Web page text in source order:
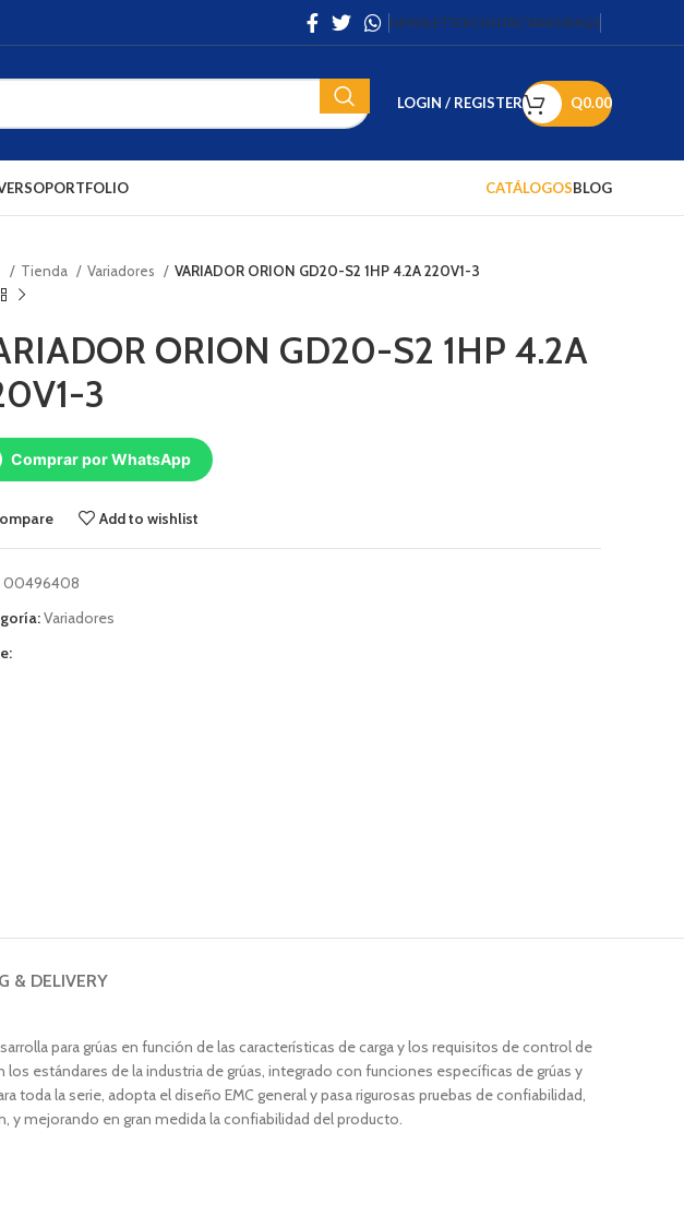
NEWSLETTERCONTÁCTANOSFAQS
LOGIN / REGISTER Q0.00
PORTFOLIO CATÁLOGOSBLOG
Tienda Variadores VARIADOR ORION GD20-S2 1HP 4.2A 220V1-3
ORION GD20-S2 1HP 4.2A
3
Comprar por WhatsApp
Add to wishlist
00496408
Variadores
& DELIVERY
para grúas en función de las características de carga y los requisitos de control de
estándares de la industria de grúas, integrado con funciones específicas de grúas y
la serie, adopta el diseño EMC general y pasa rigurosas pruebas de confiabilidad,
y mejorando en gran medida la confiabilidad del producto.